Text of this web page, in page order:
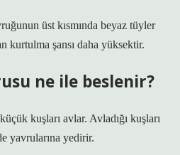
üst kısmında beyaz tüyler
kurtulma şansı daha yüksektir.
ne ile beslenir?
kuşları avlar. Avladığı kuşları
yavrularına yedirir.